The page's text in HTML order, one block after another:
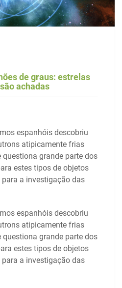
de graus: estrelas
achadas
espanhóis descobriu
atipicamente frias
questiona grande parte dos
estes tipos de objetos
a investigação das
espanhóis descobriu
atipicamente frias
questiona grande parte dos
estes tipos de objetos
a investigação das